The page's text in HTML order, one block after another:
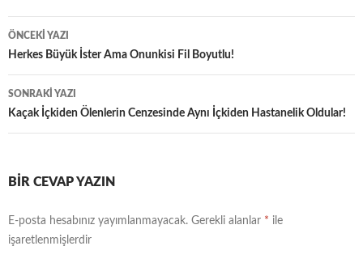
Yazı
dolaşımı
ÖNCEKI YAZI
Herkes Büyük İster Ama Onunkisi Fil Boyutlu!
SONRAKI YAZI
Kaçak İçkiden Ölenlerin Cenzesinde Aynı İçkiden Hastanelik Oldular!
BIR CEVAP YAZIN
E-posta hesabınız yayımlanmayacak. Gerekli alanlar * ile
işaretlenmişlerdir